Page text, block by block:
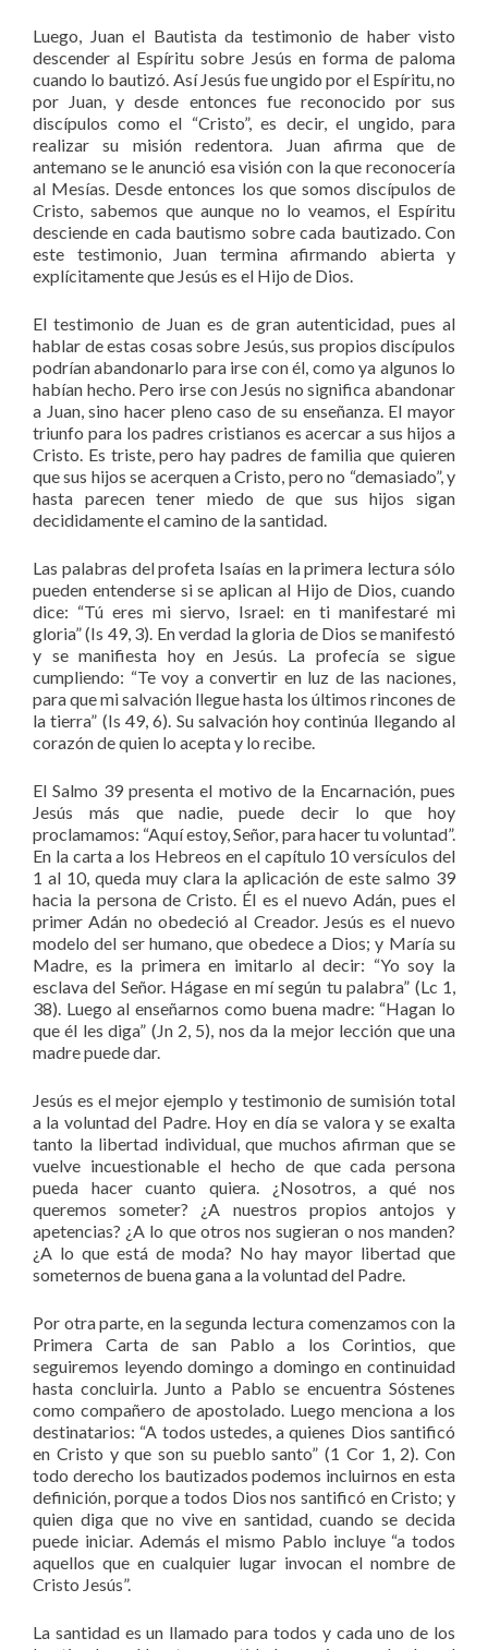
Luego, Juan el Bautista da testimonio de haber visto
descender al Espíritu sobre Jesús en forma de paloma
cuando lo bautizó. Así Jesús fue ungido por el Espíritu, no
por Juan, y desde entonces fue reconocido por sus
discípulos como el “Cristo”, es decir, el ungido, para
realizar su misión redentora. Juan afirma que de
antemano se le anunció esa visión con la que reconocería
al Mesías. Desde entonces los que somos discípulos de
Cristo, sabemos que aunque no lo veamos, el Espíritu
desciende en cada bautismo sobre cada bautizado. Con
este testimonio, Juan termina afirmando abierta y
explícitamente que Jesús es el Hijo de Dios.
El testimonio de Juan es de gran autenticidad, pues al
hablar de estas cosas sobre Jesús, sus propios discípulos
podrían abandonarlo para irse con él, como ya algunos lo
habían hecho. Pero irse con Jesús no significa abandonar
a Juan, sino hacer pleno caso de su enseñanza. El mayor
triunfo para los padres cristianos es acercar a sus hijos a
Cristo. Es triste, pero hay padres de familia que quieren
que sus hijos se acerquen a Cristo, pero no “demasiado”, y
hasta parecen tener miedo de que sus hijos sigan
decididamente el camino de la santidad.
Las palabras del profeta Isaías en la primera lectura sólo
pueden entenderse si se aplican al Hijo de Dios, cuando
dice: “Tú eres mi siervo, Israel: en ti manifestaré mi
gloria” (Is 49, 3). En verdad la gloria de Dios se manifestó
y se manifiesta hoy en Jesús. La profecía se sigue
cumpliendo: “Te voy a convertir en luz de las naciones,
para que mi salvación llegue hasta los últimos rincones de
la tierra” (Is 49, 6). Su salvación hoy continúa llegando al
corazón de quien lo acepta y lo recibe.
El Salmo 39 presenta el motivo de la Encarnación, pues
Jesús más que nadie, puede decir lo que hoy
proclamamos: “Aquí estoy, Señor, para hacer tu voluntad”.
En la carta a los Hebreos en el capítulo 10 versículos del
1 al 10, queda muy clara la aplicación de este salmo 39
hacia la persona de Cristo. Él es el nuevo Adán, pues el
primer Adán no obedeció al Creador. Jesús es el nuevo
modelo del ser humano, que obedece a Dios; y María su
Madre, es la primera en imitarlo al decir: “Yo soy la
esclava del Señor. Hágase en mí según tu palabra” (Lc 1,
38). Luego al enseñarnos como buena madre: “Hagan lo
que él les diga” (Jn 2, 5), nos da la mejor lección que una
madre puede dar.
Jesús es el mejor ejemplo y testimonio de sumisión total
a la voluntad del Padre. Hoy en día se valora y se exalta
tanto la libertad individual, que muchos afirman que se
vuelve incuestionable el hecho de que cada persona
pueda hacer cuanto quiera. ¿Nosotros, a qué nos
queremos someter? ¿A nuestros propios antojos y
apetencias? ¿A lo que otros nos sugieran o nos manden?
¿A lo que está de moda? No hay mayor libertad que
someternos de buena gana a la voluntad del Padre.
Por otra parte, en la segunda lectura comenzamos con la
Primera Carta de san Pablo a los Corintios, que
seguiremos leyendo domingo a domingo en continuidad
hasta concluirla. Junto a Pablo se encuentra Sóstenes
como compañero de apostolado. Luego menciona a los
destinatarios: “A todos ustedes, a quienes Dios santificó
en Cristo y que son su pueblo santo” (1 Cor 1, 2). Con
todo derecho los bautizados podemos incluirnos en esta
definición, porque a todos Dios nos santificó en Cristo; y
quien diga que no vive en santidad, cuando se decida
puede iniciar. Además el mismo Pablo incluye “a todos
aquellos que en cualquier lugar invocan el nombre de
Cristo Jesús”.
La santidad es un llamado para todos y cada uno de los